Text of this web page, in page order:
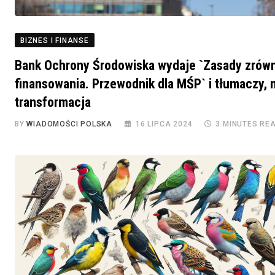
BIZNES I FINANSE
Bank Ochrony Środowiska wydaje `Zasady
finansowania. Przewodnik dla MŚP` i tłumaczy,
transformacja
BYWIADOMOŚCI POLSKA 16 LIPCA 2024 3 MINUTES